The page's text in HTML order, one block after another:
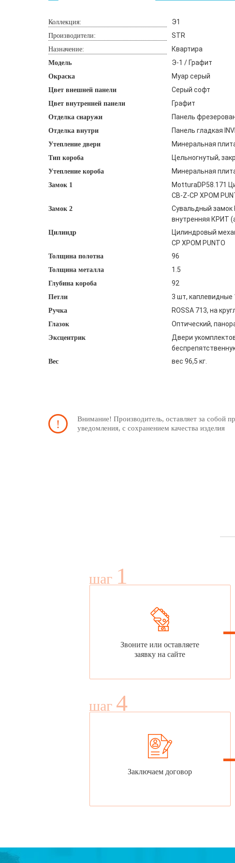
Коллекция: Э1
Производители: STR
Назначение: Квартира
Модель Э-1 / Графит
Окраска Муар серый
Цвет внешней панели Серый софт
Цвет внутренней панели Графит
Отделка снаружи Панель
Отделка внутри Панель гладкая
Утепление двери Минеральная
Тип короба Цельногнутый,
Утепление короба Минеральная
Замок 1
MotturaDP58.171
CB-Z-CP ХРОМ
Замок 2
Сувальдный замок
внутренняя КРИТ
Цилиндр
Цилиндровый
CP ХРОМ PUNTO
Толщина полотна 96
Толщина металла 1.5
Глубина короба 92
Петли 3 шт,
Ручка ROSSA 713, на
Глазок Оптический,
Эксцентрик
Двери
Вес вес 96,5 кг.
Внимание! Производитель, оставляет за собой
уведомления, с сохранением качества изделия
шаг 1
Звоните или оставляете
заявку на сайте
шаг 4
Заключаем договор